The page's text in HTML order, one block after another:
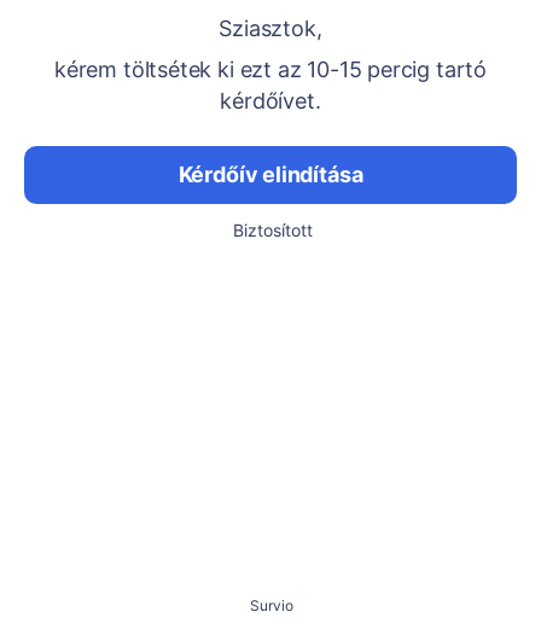
Sziasztok,
kérem töltsétek ki ezt az 10-15 percig tartó
kérdőívet.
Kérdőív elindítása
Biztosított
Survio